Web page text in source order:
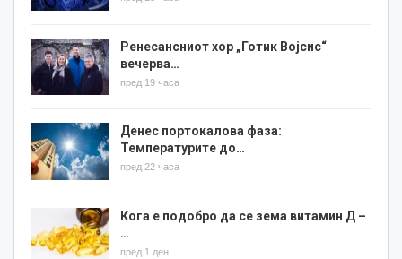
Ренесансниот хор „Готик Војсис“
вечерва…
пред 19 часа
Денес портокалова фаза:
Температурите до…
пред 22 часа
Кога е подобро да се зема витамин Д –
…
пред 1 ден